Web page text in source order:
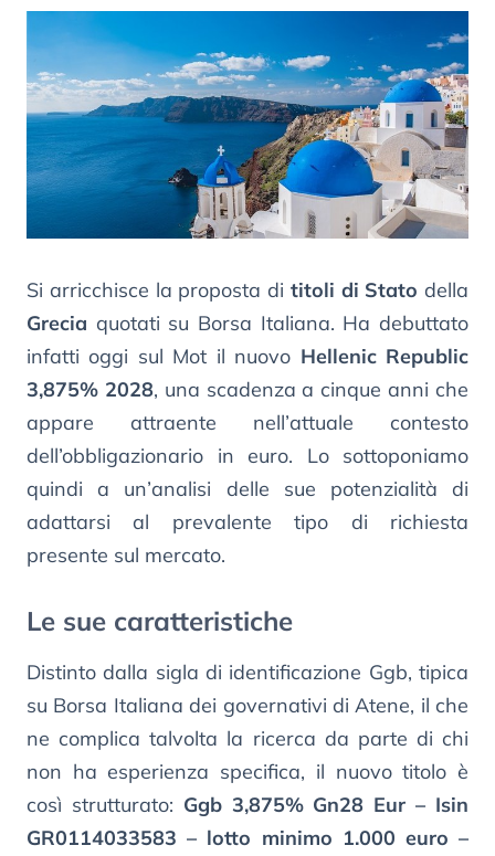
Si arricchisce la proposta di titoli di Stato della
Grecia quotati su Borsa Italiana. Ha debuttato
infatti oggi sul Mot il nuovo Hellenic Republic
3,875% 2028, una scadenza a cinque anni che
appare attraente nell’attuale contesto
dell’obbligazionario in euro. Lo sottoponiamo
quindi a un’analisi delle sue potenzialità di
adattarsi al prevalente tipo di richiesta
presente sul mercato.
Le sue caratteristiche
Distinto dalla sigla di identificazione Ggb, tipica
su Borsa Italiana dei governativi di Atene, il che
ne complica talvolta la ricerca da parte di chi
non ha esperienza specifica, il nuovo titolo è
così strutturato: Ggb 3,875% Gn28 Eur – Isin
GR0114033583 – lotto minimo 1.000 euro –